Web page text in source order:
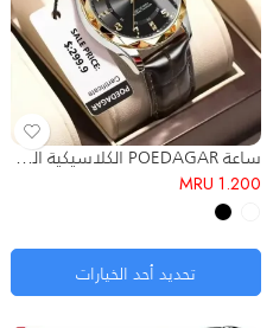
ساعة POEDAGAR الكلاسيكية الفاخرة
1.200
MRU
تحديد أحد الخيارات